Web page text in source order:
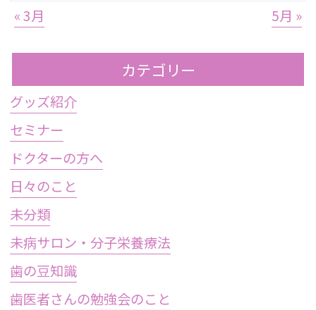
« 3月 5月 »
カテゴリー
グッズ紹介
セミナー
ドクターの方へ
日々のこと
未分類
未病サロン・分子栄養療法
歯の豆知識
歯医者さんの勉強会のこと